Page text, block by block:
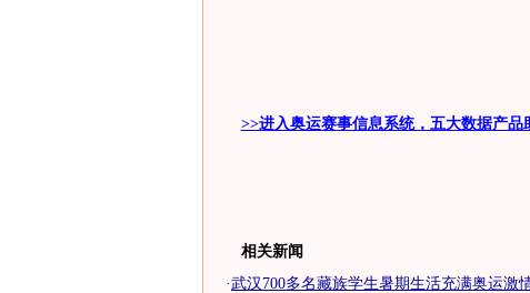
>>进入奥运赛事信息系统，五大数据产品
相关新闻
·武汉700多名藏族学生暑期生活充满奥运激